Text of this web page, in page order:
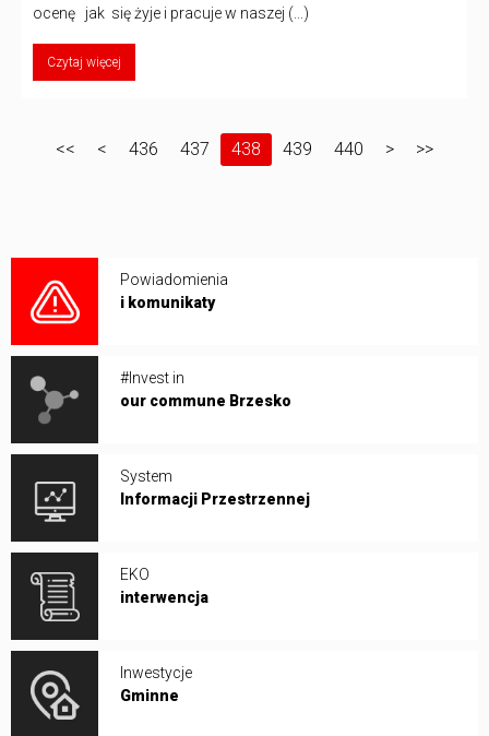
ocenę jak się żyje i pracuje w naszej (...)
Czytaj więcej
<< < 436 437 438 439 440 > >>
Powiadomienia
i komunikaty
#Invest in
our commune Brzesko
System
Informacji Przestrzennej
EKO
interwencja
Inwestycje
Gminne